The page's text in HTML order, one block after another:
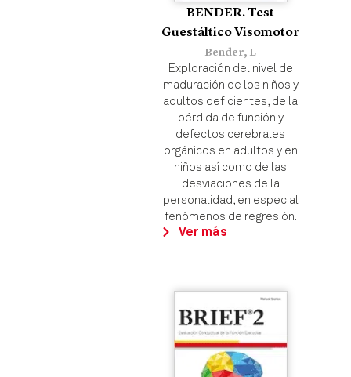
BENDER. Test
Guestáltico Visomotor
Bender, L
Exploración del nivel de
maduración de los niños y
adultos deficientes, de la
pérdida de función y
defectos cerebrales
orgánicos en adultos y en
niños así como de las
desviaciones de la
personalidad, en especial
fenómenos de regresión.
Ver más